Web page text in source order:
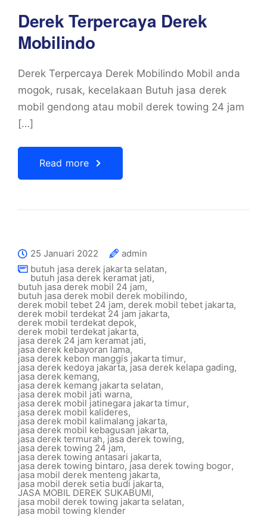
Derek Terpercaya Derek
Mobilindo
Derek Terpercaya Derek Mobilindo Mobil anda
mogok, rusak, kecelakaan Butuh jasa derek
mobil gendong atau mobil derek towing 24 jam
[…]
Read more
25 Januari 2022
admin
butuh jasa derek jakarta selatan,
butuh jasa derek keramat jati,
butuh jasa derek mobil 24 jam,
butuh jasa derek mobil derek mobilindo,
derek mobil tebet 24 jam, derek mobil tebet jakarta,
derek mobil terdekat 24 jam jakarta,
derek mobil terdekat depok,
derek mobil terdekat jakarta,
jasa derek 24 jam keramat jati,
jasa derek kebayoran lama,
jasa derek kebon manggis jakarta timur,
jasa derek kedoya jakarta, jasa derek kelapa gading,
jasa derek kemang,
jasa derek kemang jakarta selatan,
jasa derek mobil jati warna,
jasa derek mobil jatinegara jakarta timur,
jasa derek mobil kalideres,
jasa derek mobil kalimalang jakarta,
jasa derek mobil kebagusan jakarta,
jasa derek termurah, jasa derek towing,
jasa derek towing 24 jam,
jasa derek towing antasari jakarta,
jasa derek towing bintaro, jasa derek towing bogor,
jasa mobil derek menteng jakarta,
jasa mobil derek setia budi jakarta,
JASA MOBIL DEREK SUKABUMI,
jasa mobil derek towing jakarta selatan,
jasa mobil towing klender